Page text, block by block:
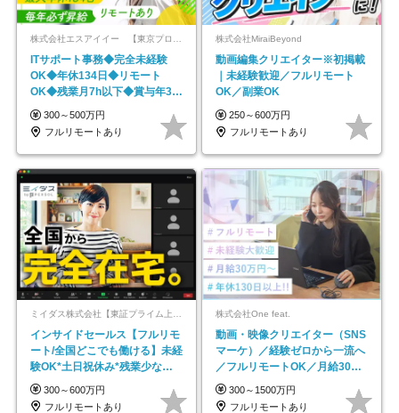
株式会社エスアイイー 【東京プロマーケット上場】
ITサポート事務◆完全未経験
OK◆年休134日◆リモート
OK◆残業月7h以下◆賞与年3回
◆5年目まで必ず昇給
300～500万円
フルリモートあり
株式会社MiraiBeyond
動画編集クリエイター※初掲載
｜未経験歓迎／フルリモート
OK／副業OK
250～600万円
フルリモートあり
インサイドセールス【フルリモ
ート/全国どこでも働ける】未経
験OK*土日祝休み*残業少なめ*
在宅勤務手当あり
300～600万円
フルリモートあり
株式会社One feat.
動画・映像クリエイター（SNS
マーケ）／経験ゼロから一流へ
／フルリモートOK／月給30万
円～／年休130日以上
300～1500万円
フルリモートあり